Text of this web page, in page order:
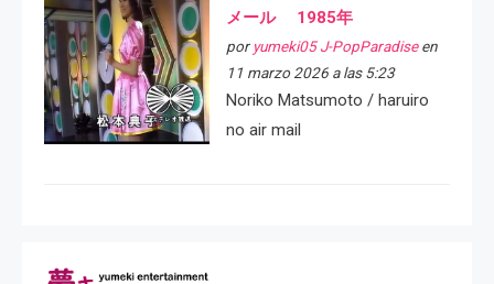
メール 1985年
por yumeki05 J-PopParadiseen
11 marzo 2026 a las 5:23
Noriko Matsumoto / haruiro
no air mail